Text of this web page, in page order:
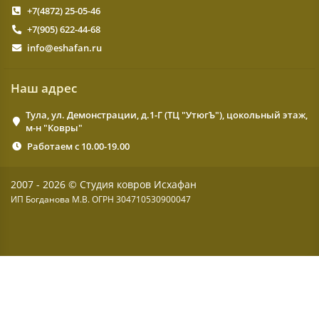
+7(4872) 25-05-46
+7(905) 622-44-68
info@eshafan.ru
Наш адрес
Тула, ул. Демонстрации, д.1-Г (ТЦ "УтюгЪ"), цокольный этаж,
м-н "Ковры"
Работаем с 10.00-19.00
2007 - 2026 © Студия ковров Исхафан
ИП Богданова М.В. ОГРН 304710530900047